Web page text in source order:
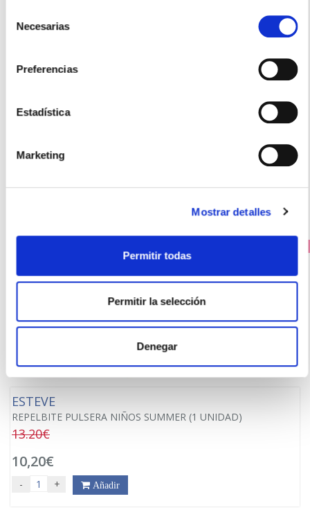
Necesarias
Preferencias
Estadística
Marketing
Mostrar detalles
Permitir todas
Permitir la selección
Denegar
ESTEVE
REPELBITE NATURAL PULSERA +3 AÑOS ( 3 UNIDADES)
-
ESTEVE
REPELBITE PULSERA NIÑOS SUMMER (1 UNIDAD)
13.20€
10,20€
- + Añadir